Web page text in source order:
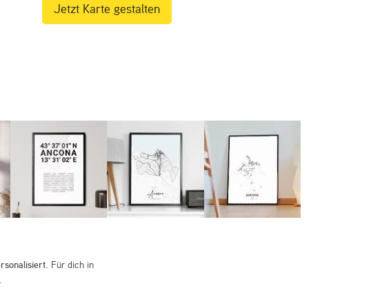
Jetzt Karte gestalten
Für dich in